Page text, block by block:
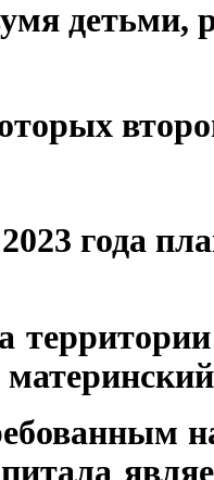
детьми,
года